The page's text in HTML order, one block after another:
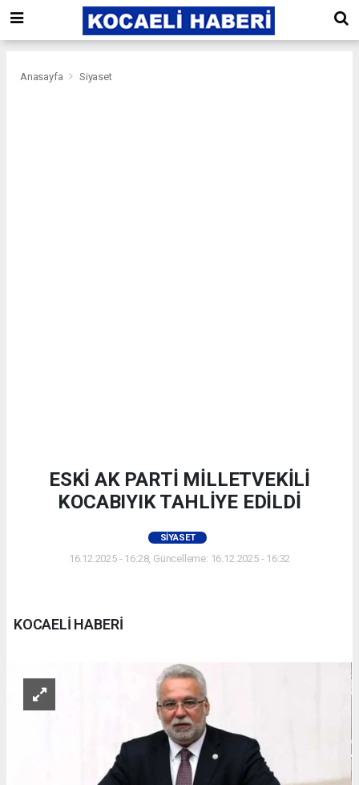
Anasayfa Siyaset
ESKİ AK PARTİ MİLLETVEKİLİ
KOCABIYIK TAHLİYE EDİLDİ
SIYASET
16.12.2025 - 16:28, Güncelleme: 16.12.2025 - 16:32
KOCAELİ HABERİ